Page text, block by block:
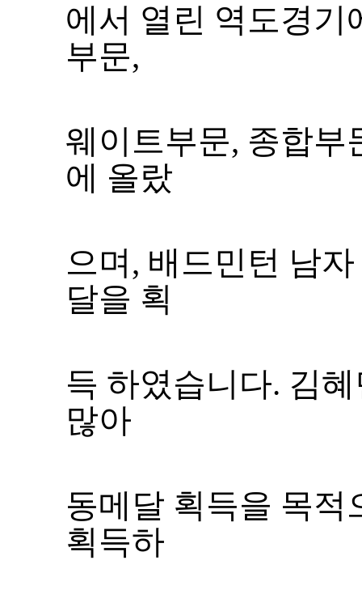
에서 열린 역도경
부문,
웨이트부문, 종합부
에 올랐
으며,
달을 획
득 하였습니다.
많아
동메달 획득을 목
획득하